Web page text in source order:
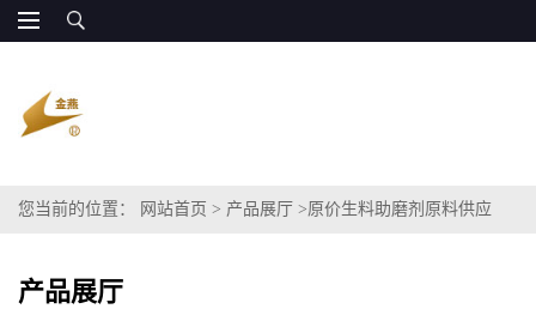
您当前的位置： 网站首页 > 产品展厅 >原价生料助磨剂原料供应
产品展厅